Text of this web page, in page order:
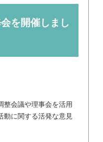
を開催しまし
整会議や理事会を活用
動に関する活発な意見